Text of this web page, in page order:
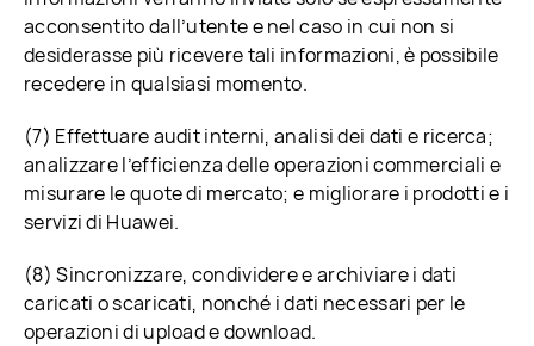
acconsentito dall’utente e nel caso in cui non si
desiderasse più ricevere tali informazioni, è possibile
recedere in qualsiasi momento.
(7) Effettuare audit interni, analisi dei dati e ricerca;
analizzare l’efficienza delle operazioni commerciali e
misurare le quote di mercato; e migliorare i prodotti e i
servizi di Huawei.
(8) Sincronizzare, condividere e archiviare i dati
caricati o scaricati, nonché i dati necessari per le
operazioni di upload e download.